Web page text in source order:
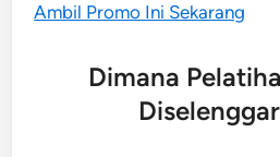
Ambil Promo Ini Sekarang
Dimana